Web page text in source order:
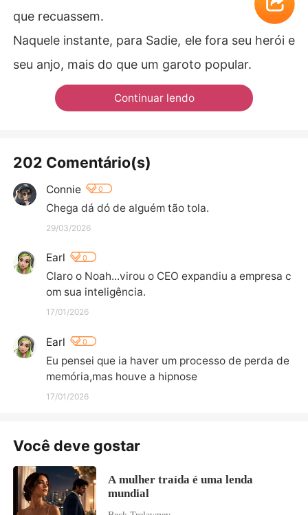
que recuassem.
Naquele instante, para Sadie, ele fora seu herói e
seu anjo, mais do que um garoto popular.
Continuar lendo
202 Comentário(s)
Connie 0
Chega dá dó de alguém tão tola.
29/03/2026
Earl 0
Claro o Noah...virou o CEO expandiu a empresa c
om sua inteligência.
17/01/2026
Earl 0
Eu pensei que ia haver um processo de perda de
memória,mas houve a hipnose
17/01/2026
Você deve gostar
A mulher traída é uma lenda
mundial